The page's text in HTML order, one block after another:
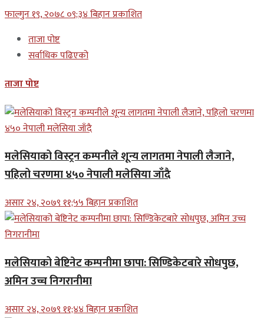
फाल्गुन १९, २०७८ ०९;३४ बिहान प्रकाशित
ताजा पोष्ट
सर्वाधिक पढिएको
ताजा पोष्ट
मलेसियाको विस्ट्रन कम्पनीले शून्य लागतमा नेपाली लैजाने,
पहिलो चरणमा ४५० नेपाली मलेसिया जाँदै
असार २४, २०७९ ११;५५ बिहान प्रकाशित
मलेसियाको बेष्टिनेट कम्पनीमा छापा: सिण्डिकेटबारे सोधपुछ,
अमिन उच्च निगरानीमा
असार २४, २०७९ ११;४४ बिहान प्रकाशित